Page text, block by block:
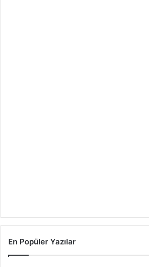
En Popüler Yazılar